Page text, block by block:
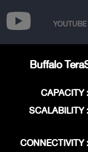
YOUTUBE
Buffalo
CAPACITY :
SCALABILITY :
CONNECTIVITY :